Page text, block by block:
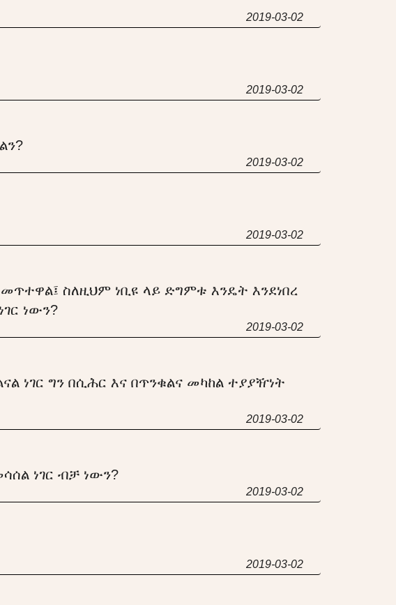
2019-03-02
2019-03-02
2019-03-02
2019-03-02
ስለዚህም ነቢዩ ላይ ድግምቱ እንዴት እንደነበረ
ነውን?
2019-03-02
ነገር ግን በሲሕር እና በጥንቁልና መካከል ተያያዥነት
2019-03-02
ነገር ብቻ ነውን?
2019-03-02
2019-03-02